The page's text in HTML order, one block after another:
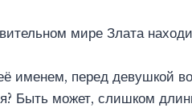
мире Злата
именем, перед девушкой
Быть может, слишком